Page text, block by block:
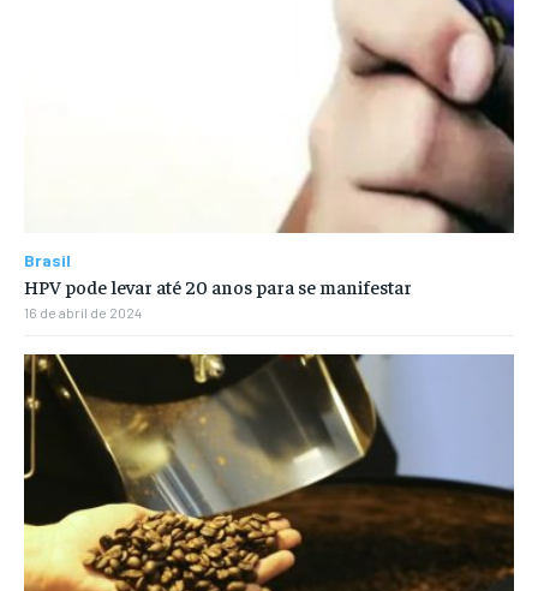
Brasil
HPV pode levar até 20 anos para se manifestar
16 de abril de 2024